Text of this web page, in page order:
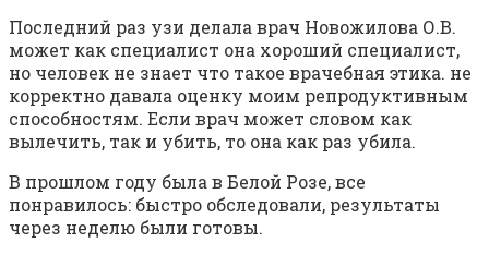
Последний раз узи делала врач Новожилова О.В.
может как специалист она хороший специалист,
но человек не знает что такое врачебная этика. не
корректно давала оценку моим репродуктивным
способностям. Если врач может словом как
вылечить, так и убить, то она как раз убила.
В прошлом году была в Белой Розе, все
понравилось: быстро обследовали, результаты
через неделю были готовы.